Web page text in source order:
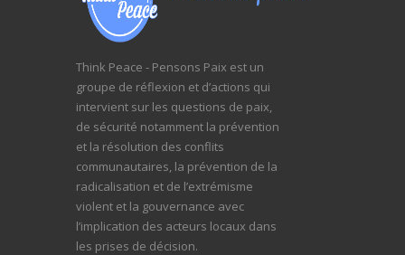
Think Peace - Pensons Paix est un
groupe de réflexion et d’actions qui
intervient sur les questions de paix,
de sécurité notamment la prévention
et la résolution des conflits
communautaires, la prévention de la
radicalisation et de l’extrémisme
violent et la gouvernance avec
l’implication des acteurs locaux dans
les prises de décision.